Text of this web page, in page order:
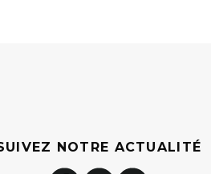
NOTRE ACTUALITÉ